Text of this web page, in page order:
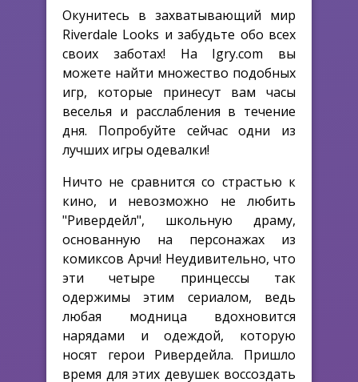
Окунитесь в захватывающий мир
Riverdale Looks и забудьте обо всех
своих заботах! На Igry.com вы
можете найти множество подобных
игр, которые принесут вам часы
веселья и расслабления в течение
дня. Попробуйте сейчас одни из
лучших игры одевалки!
Ничто не сравнится со страстью к
кино, и невозможно не любить
"Ривердейл", школьную драму,
основанную на персонажах из
комиксов Арчи! Неудивительно, что
эти четыре принцессы так
одержимы этим сериалом, ведь
любая модница вдохновится
нарядами и одеждой, которую
носят герои Ривердейла. Пришло
время для этих девушек воссоздать